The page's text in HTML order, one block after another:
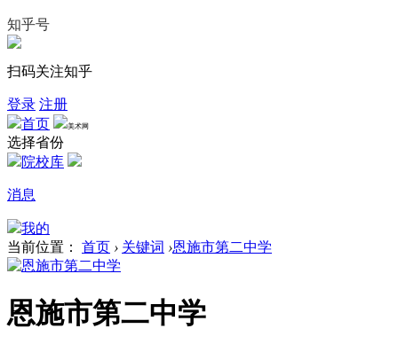
知乎号
扫码关注知乎
登录 注册
首页
美术网
选择省份
院校库
消息
我的
当前位置：
首页 › 关键词 ›恩施市第二中学
恩施市第二中学